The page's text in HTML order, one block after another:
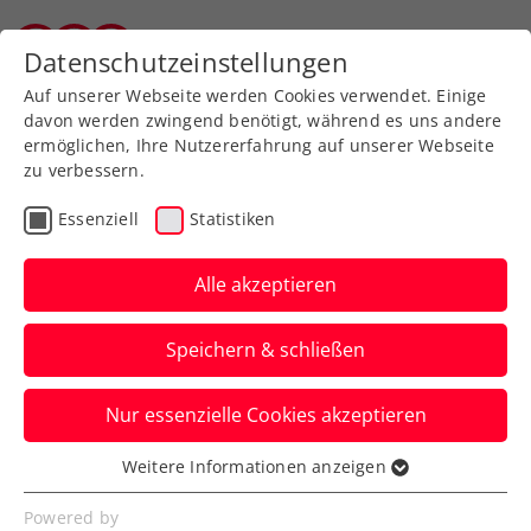
Zurück zur Newsübersicht
Turniere
Generali Open Kitzbühel:
Erler/Miedler schreiben
mit 2. Coup
Turniergeschichte
Das ÖTV-Davis-Cup-Duo krallt sich beim
ATP-Heimturnier in Tirol wie 2021 den
Doppeltitel.
Datenschutzeinstellungen
Auf unserer Webseite werden Cookies verwendet. Einige
davon werden zwingend benötigt, während es uns andere
ermöglichen, Ihre Nutzererfahrung auf unserer Webseite
zu verbessern.
Essenziell Statistiken
Alle akzeptieren
Speichern & schließen
Nur essenzielle Cookies akzeptieren
Essenziell
Essenzielle Cookies werden für grundlegende
Weitere Informationen anzeigen
Powered by